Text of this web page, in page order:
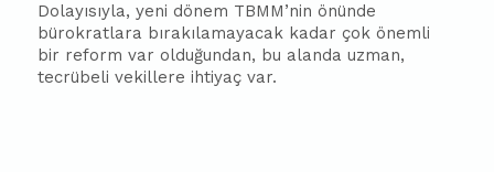
Dolayısıyla, yeni dönem TBMM’nin önünde
bürokratlara bırakılamayacak kadar çok önemli
bir reform var olduğundan, bu alanda uzman,
tecrübeli vekillere ihtiyaç var.